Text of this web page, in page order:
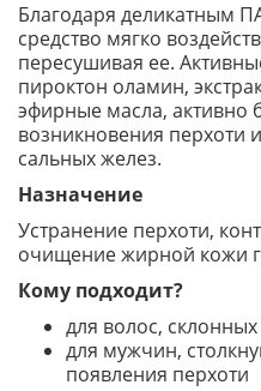
Благодаря деликатным
средство мягко
пересушивая ее.
пироктон оламин,
эфирные масла, активно
возникновения перхоти
сальных желез.
Назначение
Устранение перхоти,
очищение жирной кожи
Кому подходит?
для волос,
для мужчин,
появления перхоти